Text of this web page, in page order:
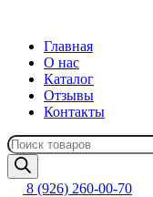
Главная
О нас
Каталог
Отзывы
Контакты
Поиск
товаров
8 (926) 260-00-70